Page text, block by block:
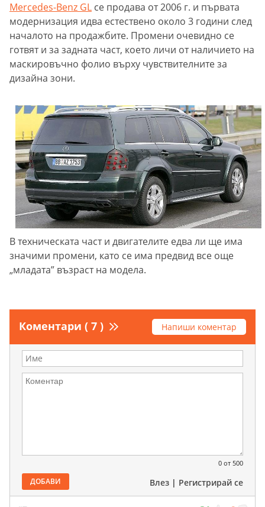
Mercedes-Benz GL се продава от 2006 г. и първата
модернизация идва естествено около 3 години след
началото на продажбите. Промени очевидно се
готвят и за задната част, което личи от наличието на
маскировъчно фолио върху чувствителните за
дизайна зони.
В техническата част и двигателите едва ли ще има
значими промени, като се има предвид все още
„младата” възраст на модела.
Коментари ( 7 ) Напиши коментар
0 от 500
ДОБАВИ Влез | Регистрирай се